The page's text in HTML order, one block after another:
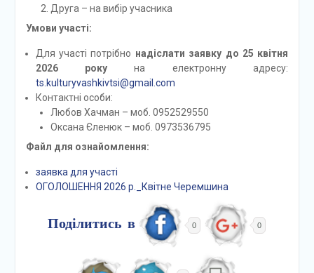
Друга – на вибір учасника
Умови участі:
Для участі потрібно надіслати заявку до 25 квітня
2026 року на електронну адресу:
ts.kulturyvashkivtsi@gmail.com
Контактні особи:
Любов Хачман – моб. 0952529550
Оксана Єленюк – моб. 0973536795
Файл для ознайомлення:
заявка для участі
ОГОЛОШЕННЯ 2026 р._Квітне Черемшина
Поділитись в 0 0